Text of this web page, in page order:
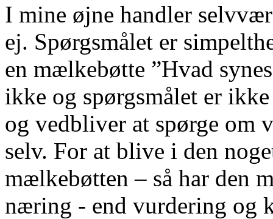
I mine øjne handler
ej. Spørgsmålet er
en mælkebøtte ”Hvad
ikke og spørgsmålet er
og vedbliver at spørge om
selv. For at blive i den
mælkebøtten – så har den
næring - end vurdering og